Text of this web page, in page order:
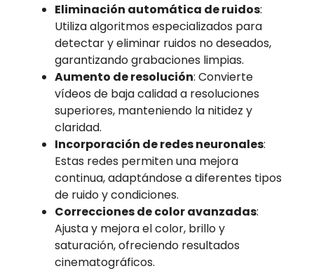
Eliminación automática de ruidos:
Utiliza algoritmos especializados para
detectar y eliminar ruidos no deseados,
garantizando grabaciones limpias.
Aumento de resolución: Convierte
vídeos de baja calidad a resoluciones
superiores, manteniendo la nitidez y
claridad.
Incorporación de redes neuronales:
Estas redes permiten una mejora
continua, adaptándose a diferentes tipos
de ruido y condiciones.
Correcciones de color avanzadas:
Ajusta y mejora el color, brillo y
saturación, ofreciendo resultados
cinematográficos.